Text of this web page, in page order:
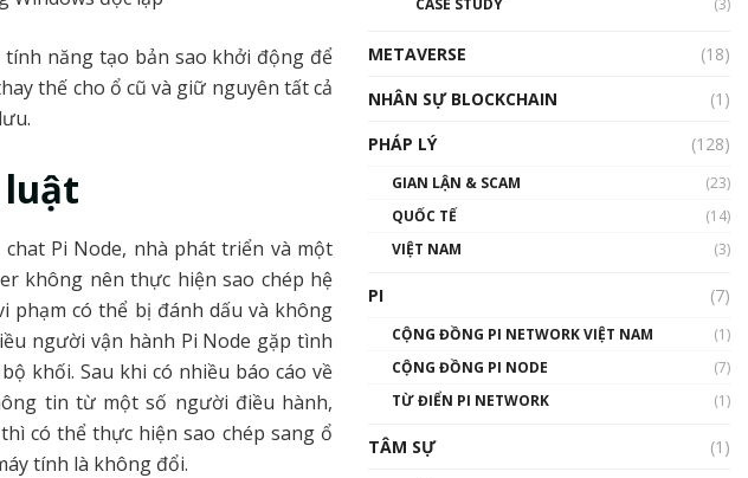
năng tạo bản sao khởi động để
thế cho ổ cũ và giữ nguyên tất cả
luật
Pi Node, nhà phát triển và một
không nên thực hiện sao chép hệ
phạm có thể bị đánh dấu và không
người vận hành Pi Node gặp tình
khối. Sau khi có nhiều báo cáo về
tin từ một số người điều hành,
có thể thực hiện sao chép sang ổ
tính là không đổi.
01:34:46
01:32:59
Talkshow17: Mùa đông
Crypto – Chiếc khăn gió ấm
CASE STUDY
(3)
METAVERSE
(18)
NHÂN SỰ BLOCKCHAIN
(1)
PHÁP LÝ
(128)
GIAN LẬN & SCAM
(23)
QUỐC TẾ
(14)
VIỆT NAM
(3)
PI (7)
CỘNG ĐỒNG PI NETWORK VIỆT NAM
(1)
CỘNG ĐỒNG PI NODE
(7)
TỪ ĐIỂN PI NETWORK
(1)
TÂM SỰ
(1)